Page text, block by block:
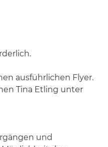
ausführlichen Flyer.
Tina Etling unter
und